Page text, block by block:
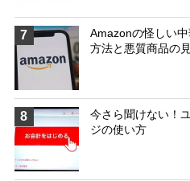
7
Amazonの怪しい
方法と悪質商品の
8
今さら聞けない！
ジの使い方